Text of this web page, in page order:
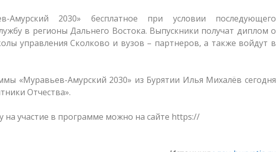
Амурский 2030» бесплатное при условии последующего
в регионы Дальнего Востока. Выпускники получат диплом о
управления Сколково и вузов – партнеров, а также войдут в
«Муравьев-Амурский 2030» из Бурятии Илья Михалёв сегодня
Отчества».
на участие в программе можно на сайте https://